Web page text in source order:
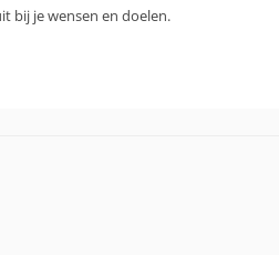
bij je wensen en doelen.